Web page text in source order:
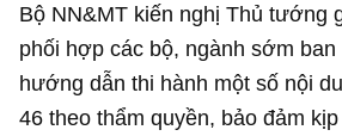
Bộ NN&MT kiến nghị Thủ tướng
phối hợp các bộ, ngành sớm ban
hướng dẫn thi hành một số nội
46 theo thẩm quyền, bảo đảm